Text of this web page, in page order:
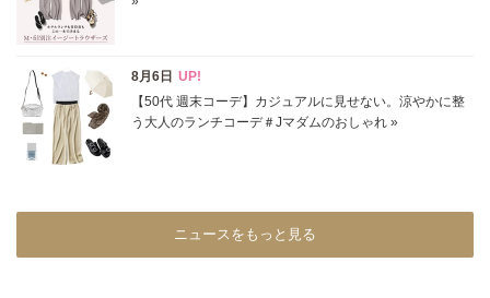
すべて
SALE商品
再入荷 ラスト1
カラー
ニュースをもっと見る